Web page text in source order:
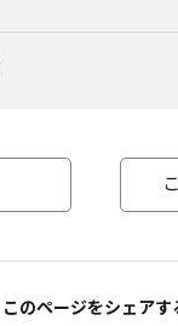
このページをシェアす